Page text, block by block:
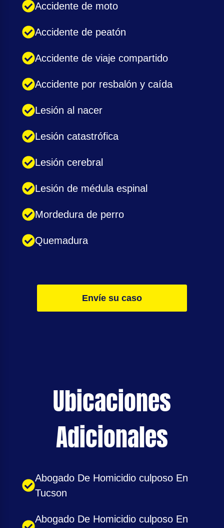
Accidente de moto
Accidente de peatón
Accidente de viaje compartido
Accidente por resbalón y caída
Lesión al nacer
Lesión catastrófica
Lesión cerebral
Lesión de médula espinal
Mordedura de perro
Quemadura
Envíe su caso
Ubicaciones
Adicionales
Abogado De Homicidio culposo En
Tucson
Abogado De Homicidio culposo En